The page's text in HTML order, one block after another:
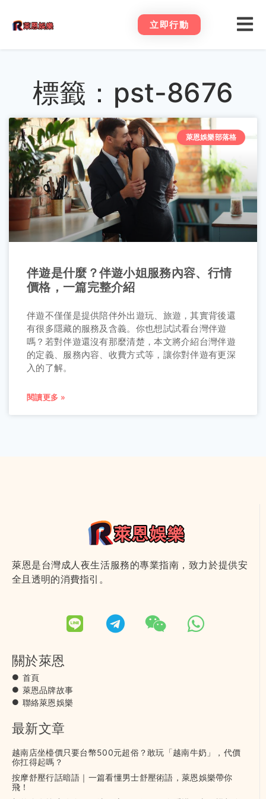
立即行動
標籤：pst-8676
萊恩娛樂部落格
伴遊是什麼？伴遊小姐服務內容、行情
價格，一篇完整介紹
伴遊不僅僅是提供陪伴外出遊玩、旅遊，其實背後還
有很多隱藏的服務及含義。你也想試試看台灣伴遊
嗎？若對伴遊還沒有那麼清楚，本文將介紹台灣伴遊
的定義、服務內容、收費方式等，讓你對伴遊有更深
入的了解。
閱讀更多 »
萊恩是台灣成人夜生活服務的專業指南，致力於提供安
全且透明的消費指引。
關於萊恩
首頁
萊恩品牌故事
聯絡萊恩娛樂
最新文章
越南店坐檯價只要台幣500元超俗？敢玩「越南牛奶」，代價
你扛得起嗎？
按摩舒壓行話暗語｜一篇看懂男士舒壓術語，萊恩娛樂帶你
飛！